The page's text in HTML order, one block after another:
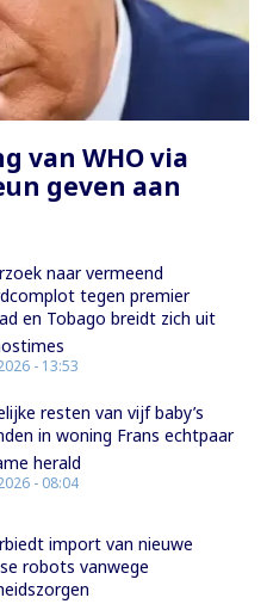
van WHO via
geven aan
naar vermeend
tegen premier
en Tobago breidt zich uit
- 13:53
resten van vijf baby’s
in woning Frans echtpaar
herald
- 08:04
import van nieuwe
robots vanwege